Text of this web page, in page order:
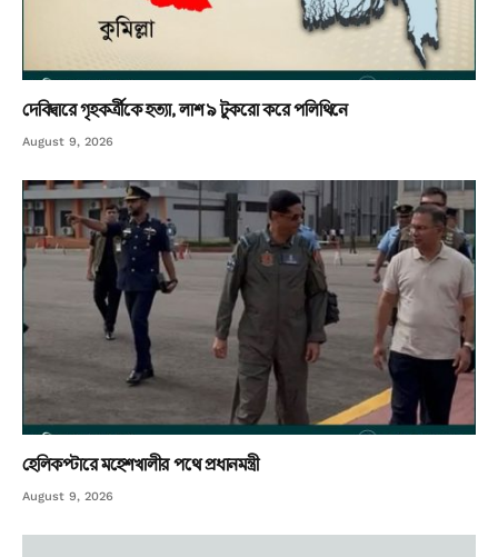
দেবিদ্বারে গৃহকর্ত্রীকে হত্যা, লাশ ৯ টুকরো করে পলিথিনে
August 9, 2026
হেলিকপ্টারে মহেশখালীর পথে প্রধানমন্ত্রী
August 9, 2026